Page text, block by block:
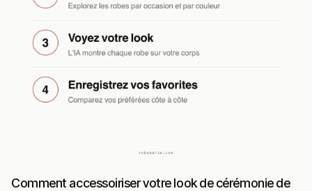
Comment accessoiriser votre look de cérémonie de